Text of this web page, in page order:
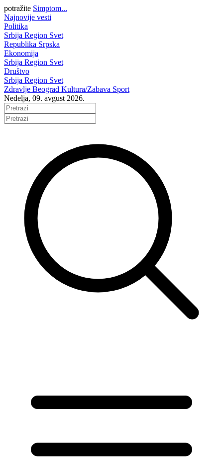
potražite Simptom...
Najnovije vesti
Politika
Srbija Region Svet
Republika Srpska
Ekonomija
Srbija Region Svet
Društvo
Srbija Region Svet
Zdravlje Beograd Kultura/Zabava Sport
Nedelja, 09. avgust 2026.